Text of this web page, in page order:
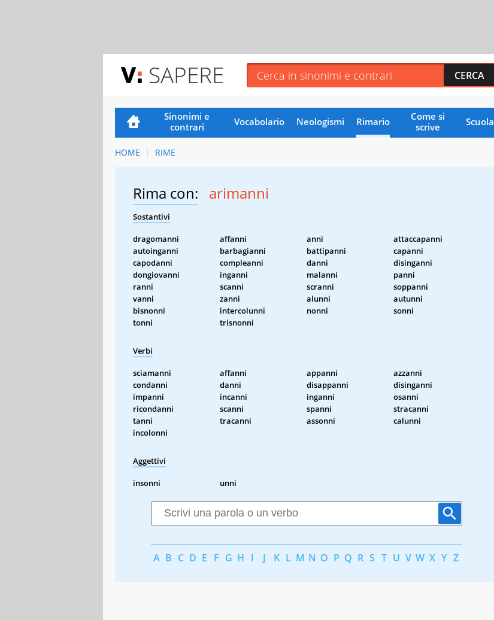
SAPERE
Sinonimi e
contrari
Vocabolario Neologismi Rimario
Come si
scrive
Scuola
HOME RIME
Rima con: arimanni
Sostantivi
dragomanni affanni anni
attaccapanni
autoinganni
barbagianni battipanni
capanni
capodanni
compleanni danni
disinganni
dongiovanni
inganni malanni
panni
ranni
scanni scranni
soppanni
vanni
zanni alunni
autunni
bisnonni
intercolunni nonni
sonni
tonni
trisnonni
Verbi
sciamanni affanni appanni
azzanni
condanni
danni disappanni
disinganni
impanni
incanni inganni
osanni
ricondanni
scanni spanni
stracanni
tanni
tracanni assonni
calunni
incolonni
Aggettivi
insonni unni
A B C D E F G H I J K L M N O P Q R S T U V W X Y Z